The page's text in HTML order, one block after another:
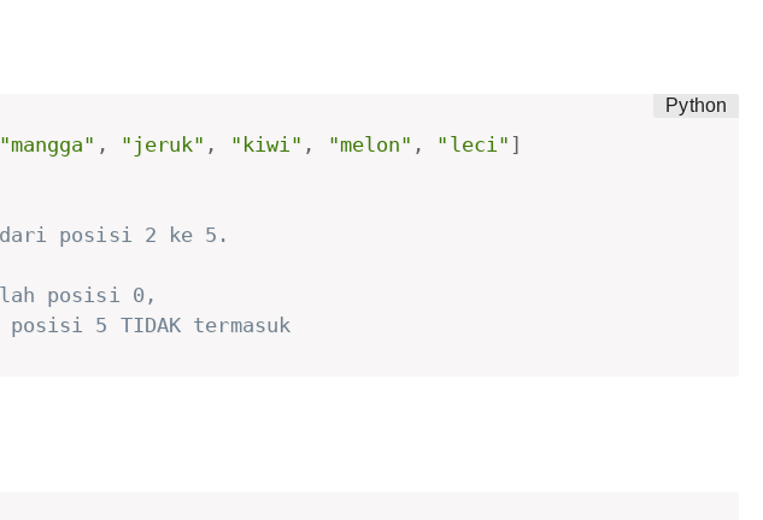
"mangga" , "jeruk" , "kiwi" , "melon" , "leci" ]
dari posisi 2 ke 5.
posisi 0,
5 TIDAK termasuk